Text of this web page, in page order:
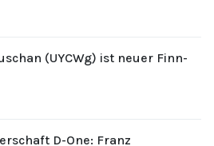
(UYCWg) ist neuer Finn-
D-One: Franz